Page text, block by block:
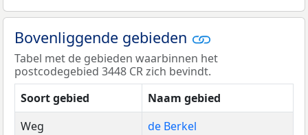
Bovenliggende gebieden
Tabel met de gebieden waarbinnen het
postcodegebied 3448 CR zich bevindt.
Soort gebied
Naam gebied
Weg
de Berkel